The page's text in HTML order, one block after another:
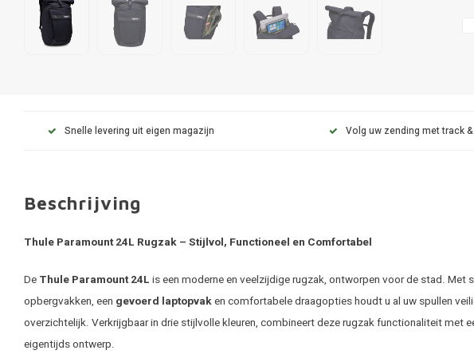
Snelle levering uit eigen magazijn Volg uw zending met track
Beschrijving
Thule Paramount 24L Rugzak – Stijlvol, Functioneel en Comfortabel
De Thule Paramount 24L is een moderne en veelzijdige rugzak, ontworpen voor de stad. Met
opbergvakken, een gevoerd laptopvaken comfortabele draagopties houdt u al uw spullen
overzichtelijk. Verkrijgbaar in drie stijlvolle kleuren, combineert deze rugzak functionaliteit met
eigentijds ontwerp.